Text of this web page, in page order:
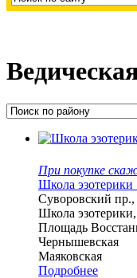
При покупке
Школа
Суворовский пр.,
Школа
Площадь
Чернышевская
Маяковская
Подробнее